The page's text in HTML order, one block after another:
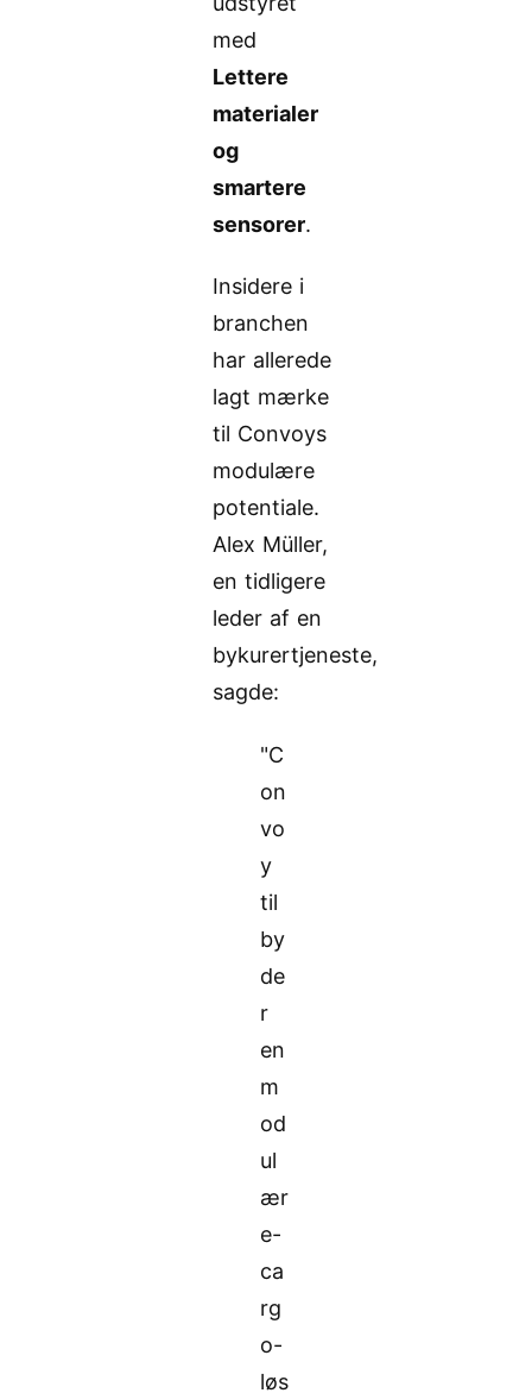
med
Lettere
materialer
og
smartere
sensorer.
Insidere i
branchen
har allerede
lagt mærke
til Convoys
modulære
potentiale.
Alex Müller,
en tidligere
leder af en
bykurertjeneste,
sagde:
"C
on
vo
y
til
by
de
r
en
m
od
ul
ær
e-
ca
rg
o-
løs